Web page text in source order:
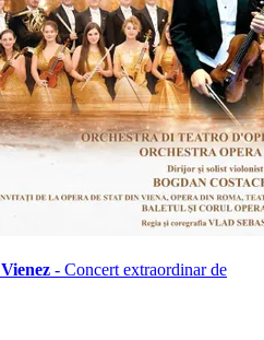
- Concert extraordinar de